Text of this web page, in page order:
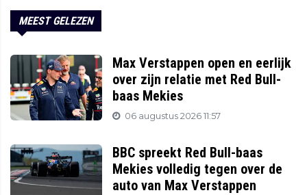
MEEST GELEZEN
Max Verstappen open en eerlijk
over zijn relatie met Red Bull-
baas Mekies
06 augustus 2026 11:57
BBC spreekt Red Bull-baas
Mekies volledig tegen over de
auto van Max Verstappen